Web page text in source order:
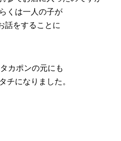
くは一人の子が
話をすることに
カポンの元にも
チになりました。